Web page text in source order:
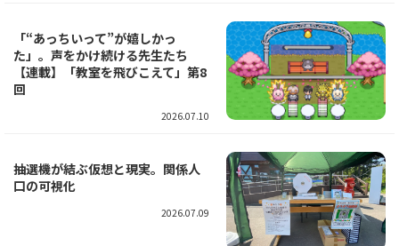
「“あっちいって”が嬉しかっ
た」。声をかけ続ける先生たち
【連載】「教室を飛びこえて」第8
回
2026.07.10
抽選機が結ぶ仮想と現実。関係人
口の可視化
2026.07.09